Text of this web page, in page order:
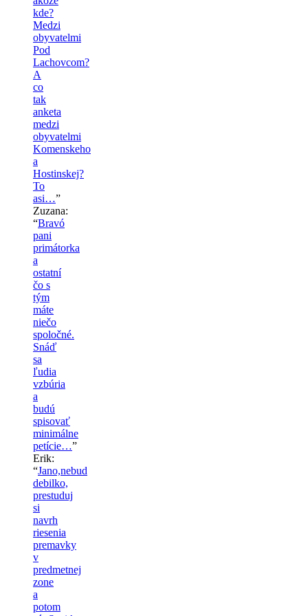
kde?
Medzi
obyvatelmi
Pod
Lachovcom?
A
co
tak
anketa
medzi
obyvatelmi
Komenskeho
a
Hostinskej?
To
asi…”
Zuzana:
“Bravó
pani
primátorka
a
ostatní
čo s
tým
máte
niečo
spoločné.
Snáď
sa
ľudia
vzbúria
a
budú
spisovať
minimálne
petície…”
Erik:
“Jano,nebud
debilko,
prestuduj
si
navrh
riesenia
premavky
v
predmetnej
zone
a
potom